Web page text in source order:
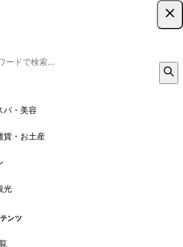
パ・美容
貨・お土産
光
ンツ
ミンのベトナム語
本人にとって難解なベトナム語。6声から7声
人が会話の中でそれを使い分けるのは非常に困
話となればまた話は別。ショッピングやレスト
から、挨拶程度の基本ベトナム語は、意外と日
できるんです。このカテゴリーでは、参考書要
話をご紹介します。また、さらに日本語⇔ベト
報もピックアップ。英語に次ぐセカンドラング
本語を勉強するベトナム人が昨今急増中。貴重
彼らの学習風景なども紹介していきます。
ナム語のおすすめスポット